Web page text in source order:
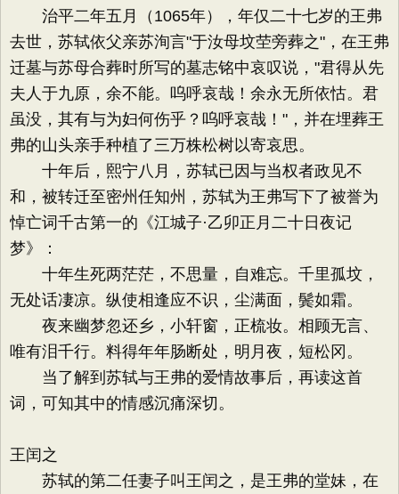
治平二年五月（1065年），年仅二十七岁的王弗
去世，苏轼依父亲苏洵言"于汝母坟茔旁葬之"，在王弗
迁墓与苏母合葬时所写的墓志铭中哀叹说，"君得从先
夫人于九原，余不能。呜呼哀哉！余永无所依怙。君
虽没，其有与为妇何伤乎？呜呼哀哉！"，并在埋葬王
弗的山头亲手种植了三万株松树以寄哀思。
十年后，熙宁八月，苏轼已因与当权者政见不
和，被转迁至密州任知州，苏轼为王弗写下了被誉为
悼亡词千古第一的《江城子·乙卯正月二十日夜记
梦》：
十年生死两茫茫，不思量，自难忘。千里孤坟，
无处话凄凉。纵使相逢应不识，尘满面，鬓如霜。
夜来幽梦忽还乡，小轩窗，正梳妆。相顾无言、
唯有泪千行。料得年年肠断处，明月夜，短松冈。
当了解到苏轼与王弗的爱情故事后，再读这首
词，可知其中的情感沉痛深切。
王闰之
苏轼的第二任妻子叫王闰之，是王弗的堂妹，在